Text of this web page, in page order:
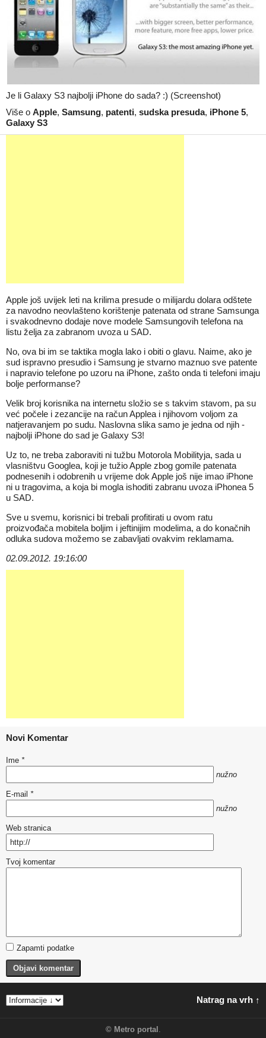
Je li Galaxy S3 najbolji iPhone do sada? :) (Screenshot)
Više o Apple, Samsung, patenti, sudska presuda, iPhone 5,
Galaxy S3
Apple još uvijek leti na krilima presude o milijardu dolara odštete
za navodno neovlašteno korištenje patenata od strane Samsunga
i svakodnevno dodaje nove modele Samsungovih telefona na
listu želja za zabranom uvoza u SAD.
No, ova bi im se taktika mogla lako i obiti o glavu. Naime, ako je
sud ispravno presudio i Samsung je stvarno maznuo sve patente
i napravio telefone po uzoru na iPhone, zašto onda ti telefoni imaju
bolje performanse?
Velik broj korisnika na internetu složio se s takvim stavom, pa su
već počele i zezancije na račun Applea i njihovom voljom za
natjeravanjem po sudu. Naslovna slika samo je jedna od njih -
najbolji iPhone do sad je Galaxy S3!
Uz to, ne treba zaboraviti ni tužbu Motorola Mobilityja, sada u
vlasništvu Googlea, koji je tužio Apple zbog gomile patenata
podnesenih i odobrenih u vrijeme dok Apple još nije imao iPhone
ni u tragovima, a koja bi mogla ishoditi zabranu uvoza iPhonea 5
u SAD.
Sve u svemu, korisnici bi trebali profitirati u ovom ratu
proizvođača mobitela boljim i jeftinijim modelima, a do konačnih
odluka sudova možemo se zabavljati ovakvim reklamama.
02.09.2012. 19:16:00
Novi Komentar
Ime *
nužno
E-mail *
nužno
Web stranica
Tvoj komentar
Zapamti podatke
Objavi komentar
Natrag na vrh ↑
© Metro portal .